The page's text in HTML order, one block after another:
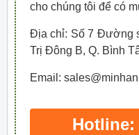
cho chúng tôi để có
Địa chỉ: Số 7 Đường
Trị Đông B, Q. Bình
Email:
Hotline: